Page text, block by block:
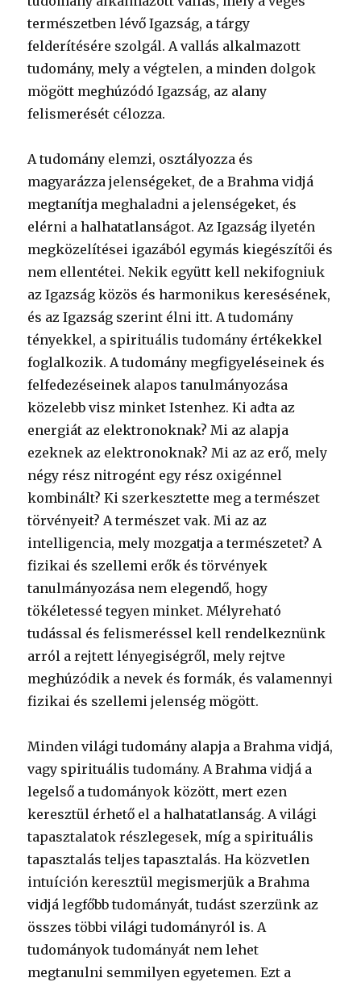
természetben lévő Igazság, a tárgy
felderítésére szolgál. A vallás alkalmazott
tudomány, mely a végtelen, a minden dolgok
mögött meghúzódó Igazság, az alany
felismerését célozza.
A tudomány elemzi, osztályozza és
magyarázza jelenségeket, de a Brahma vidjá
megtanítja meghaladni a jelenségeket, és
elérni a halhatatlanságot. Az Igazság ilyetén
megközelítései igazából egymás kiegészítői és
nem ellentétei. Nekik együtt kell nekifogniuk
az Igazság közös és harmonikus keresésének,
és az Igazság szerint élni itt. A tudomány
tényekkel, a spirituális tudomány értékekkel
foglalkozik. A tudomány megfigyeléseinek és
felfedezéseinek alapos tanulmányozása
közelebb visz minket Istenhez. Ki adta az
energiát az elektronoknak? Mi az alapja
ezeknek az elektronoknak? Mi az az erő, mely
négy rész nitrogént egy rész oxigénnel
kombinált? Ki szerkesztette meg a természet
törvényeit? A természet vak. Mi az az
intelligencia, mely mozgatja a természetet? A
fizikai és szellemi erők és törvények
tanulmányozása nem elegendő, hogy
tökéletessé tegyen minket. Mélyreható
tudással és felismeréssel kell rendelkeznünk
arról a rejtett lényegiségről, mely rejtve
meghúzódik a nevek és formák, és valamennyi
fizikai és szellemi jelenség mögött.
Minden világi tudomány alapja a Brahma vidjá,
vagy spirituális tudomány. A Brahma vidjá a
legelső a tudományok között, mert ezen
keresztül érhető el a halhatatlanság. A világi
tapasztalatok részlegesek, míg a spirituális
tapasztalás teljes tapasztalás. Ha közvetlen
intuíción keresztül megismerjük a Brahma
vidjá legfőbb tudományát, tudást szerzünk az
összes többi világi tudományról is. A
tudományok tudományát nem lehet
megtanulni semmilyen egyetemen. Ezt a